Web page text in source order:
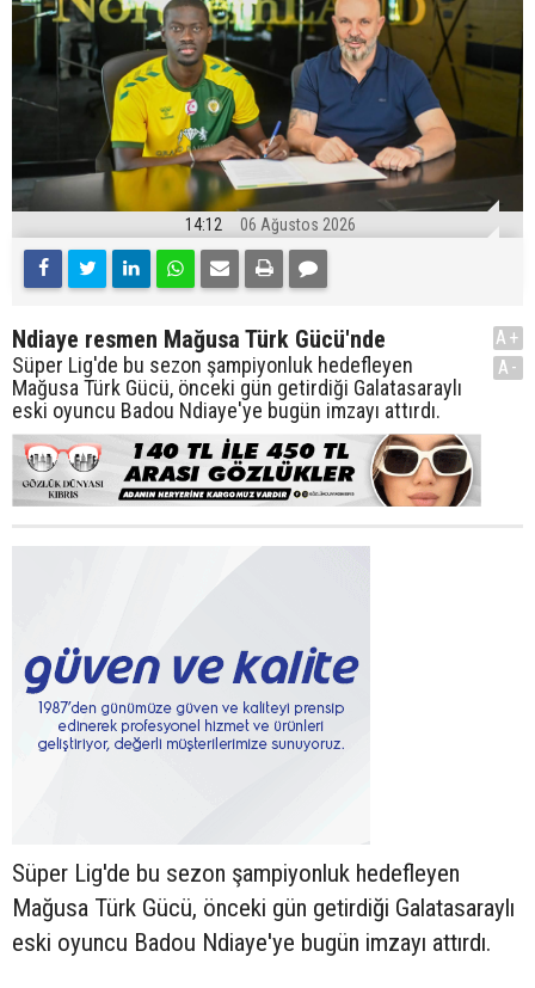
14:12 06 Ağustos 2026
Ndiaye resmen Mağusa Türk Gücü'nde
Süper Lig'de bu sezon şampiyonluk hedefleyen
Mağusa Türk Gücü, önceki gün getirdiği Galatasaraylı
eski oyuncu Badou Ndiaye'ye bugün imzayı attırdı.
A+
A-
Süper Lig'de bu sezon şampiyonluk hedefleyen
Mağusa Türk Gücü, önceki gün getirdiği Galatasaraylı
eski oyuncu Badou Ndiaye'ye bugün imzayı attırdı.